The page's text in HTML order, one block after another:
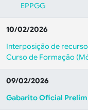
EPPGG
10/02/2026
Interposição de
Curso de Formação
09/02/2026
Gabarito Oficial